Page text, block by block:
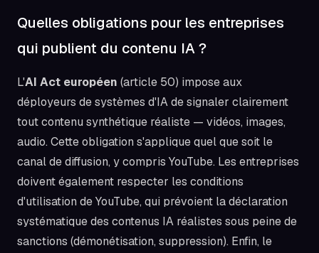
Quelles obligations pour les entreprises
qui publient du contenu IA ?
L'AI Act européen (article 50) impose aux
déployeurs de systèmes d'IA de signaler clairement
tout contenu synthétique réaliste — vidéos, images,
audio. Cette obligation s'applique quel que soit le
canal de diffusion, y compris YouTube. Les entreprises
doivent également respecter les conditions
d'utilisation de YouTube, qui prévoient la déclaration
systématique des contenus IA réalistes sous peine de
sanctions (démonétisation, suppression). Enfin, le